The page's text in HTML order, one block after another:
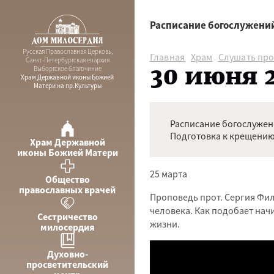
Русская Православная Церковь,
Санкт-Петербургская епархия
Выборгское благочиние
Храм Державной иконы Божией
Матери на пр.Культуры
Храм Державной
иконы Божией Матери
Общество
православных врачей
Сестричество
милосердия
Духовно-
просветительский
Расписание
Главная Храм Слушать
30 июня
Расписание
Подготовка к
25 марта
Проповедь прот. Сергия
человека. Как подобает
жизни.